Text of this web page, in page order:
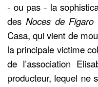
- ou pas - la
des Noces de Figaro
Casa, qui vient de
la principale victime
de l’association
producteur, lequel ne